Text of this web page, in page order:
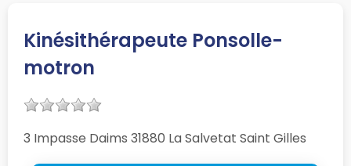
Kinésithérapeute Ponsolle-
motron
3 Impasse Daims 31880 La Salvetat Saint Gilles